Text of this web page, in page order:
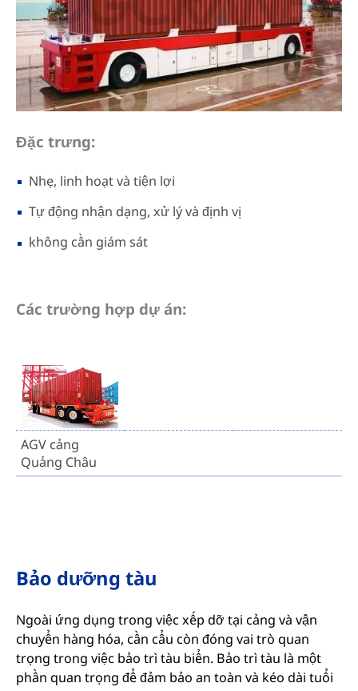
Đặc trưng:
Nhẹ, linh hoạt và tiện lợi
Tự động nhận dạng, xử lý và định vị
không cần giám sát
Các trường hợp dự án:
AGV cảng
Quảng Châu
Bảo dưỡng tàu
Ngoài ứng dụng trong việc xếp dỡ tại cảng và vận
chuyển hàng hóa, cần cẩu còn đóng vai trò quan
trọng trong việc bảo trì tàu biển. Bảo trì tàu là một
phần quan trọng để đảm bảo an toàn và kéo dài tuổi